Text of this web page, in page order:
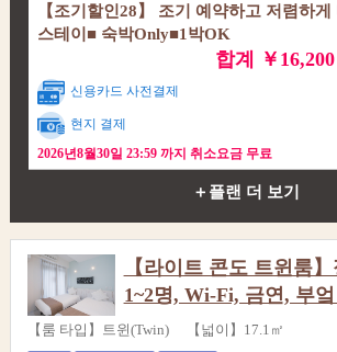
【조기할인28】 조기 예약하고 저렴하
스테이■ 숙박Only■1박OK
합계 ￥16,200
신용카드 사전결제
현지 결제
2026년8월30일 23:59 까지 취소요금 무료
＋플랜 더 보기
【라이트 콘도 트윈룸
1~2명, Wi-Fi, 금연, 부
【룸 타입】트윈(Twin) 【넓이】17.1㎡